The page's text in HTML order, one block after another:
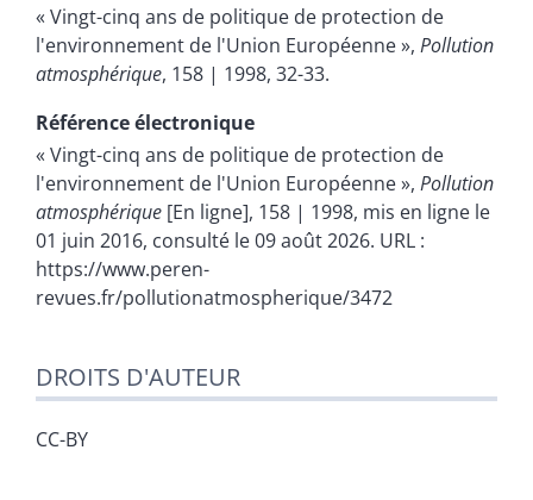
« Vingt-cinq ans de politique de protection de
l'environnement de l'Union Européenne », Pollution
atmosphérique, 158 | 1998, 32-33.
Référence électronique
« Vingt-cinq ans de politique de protection de
l'environnement de l'Union Européenne », Pollution
atmosphérique [En ligne], 158 | 1998, mis en ligne le
01 juin 2016, consulté le 09 août 2026. URL :
https://www.peren-
revues.fr/pollutionatmospherique/3472
DROITS D'AUTEUR
CC-BY